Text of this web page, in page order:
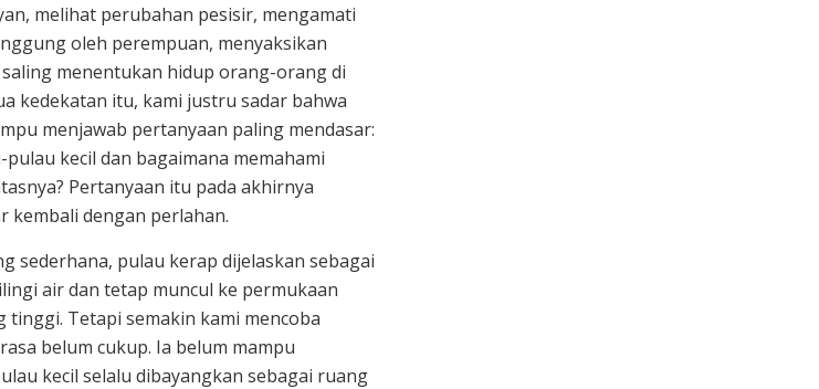
melihat perubahan pesisir, mengamati
oleh perempuan, menyaksikan
menentukan hidup orang-orang di
kedekatan itu, kami justru sadar bahwa
menjawab pertanyaan paling mendasar:
kecil dan bagaimana memahami
Pertanyaan itu pada akhirnya
kembali dengan perlahan.
sederhana, pulau kerap dijelaskan sebagai
air dan tetap muncul ke permukaan
tinggi. Tetapi semakin kami mencoba
belum cukup. Ia belum mampu
kecil selalu dibayangkan sebagai ruang